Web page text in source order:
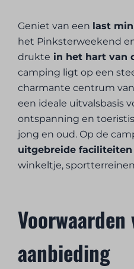
Geniet van een last
het Pinksterweekend
drukte in het hart van
camping ligt op een
charmante centrum
een ideale uitvalsbasis
ontspanning en
jong en oud. Op de
uitgebreide
winkeltje,
Voorwaarden
aanbieding